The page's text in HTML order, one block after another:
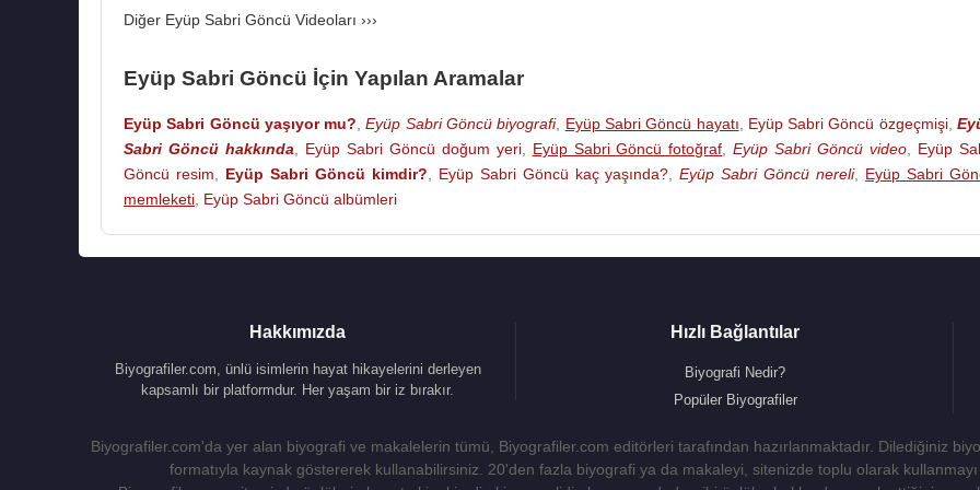
Diğer Eyüp Sabri Göncü Videoları ›››
Eyüp Sabri Göncü İçin Yapılan Aramalar
Eyüp Sabri Göncü yaşıyor mu?,Eyüp Sabri Göncü biyografi, Eyüp Sabri Göncü hayatı, Eyüp Sabri Göncü özgeçmişi,
Sabri Göncü hakkında, Eyüp Sabri Göncü doğum yeri, Eyüp Sabri Göncü fotoğraf,Eyüp Sabri Göncü video, Eyüp
Göncü resim, Eyüp Sabri Göncü kimdir?, Eyüp Sabri Göncü kaç yaşında?,Eyüp Sabri Göncü nereli, Eyüp Sabri
memleketi, Eyüp Sabri Göncü albümleri
Hakkımızda
Biyografiler.com, ünlü isimlerin hayat hikayelerini derleyen
kapsamlı bir platformdur. Her yaşam bir iz bırakır.
Hızlı Bağlantılar
Biyografi Nedir?
Popüler Biyografiler
Biyografiler.com'da yer alan biyografi ve makalelerin tümü, Biyografiler.com editörleri tarafından hazırlanmaktadır. Dilediğiniz
formatıyla kaynak göstererek kullanabilirsiniz. 20'den fazla biyografi ya da makaleyi, sitenizde toplu olarak